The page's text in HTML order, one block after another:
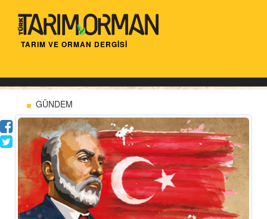
TARIM VE ORMAN DERGİSİ
GÜNDEM